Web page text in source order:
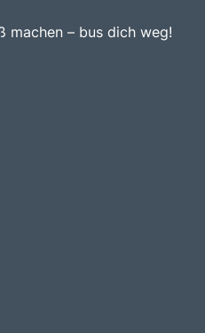
machen – bus dich weg!